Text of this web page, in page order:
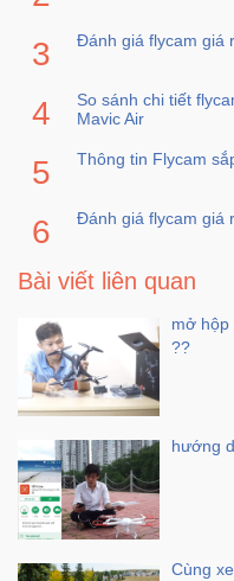
Điện
Dụng
Máy
Máy
flycam
Đồ
Chơi
Em
Đồng
Hồ
Đánh giá flycam giá
So sánh chi tiết
Mavic Air
Thông tin Flycam
Đánh giá flycam giá
Bài viết liên quan
mở hộp
??
hướng
Cùng